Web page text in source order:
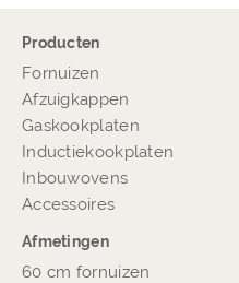
Producten
Fornuizen
Afzuigkappen
Gaskookplaten
Inductiekookplaten
Inbouwovens
Accessoires
Afmetingen
60 cm fornuizen